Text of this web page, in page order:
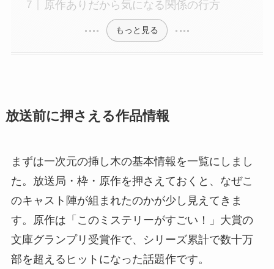
原作ありだから気になる関係の行方
もっと見る
放送前に押さえる作品情報
まずは一次元の挿し木の基本情報を一覧にしまし
た。放送局・枠・原作を押さえておくと、なぜこ
のキャスト陣が組まれたのかが少し見えてきま
す。原作は「このミステリーがすごい！」大賞の
文庫グランプリ受賞作で、シリーズ累計で数十万
部を超えるヒットになった話題作です。